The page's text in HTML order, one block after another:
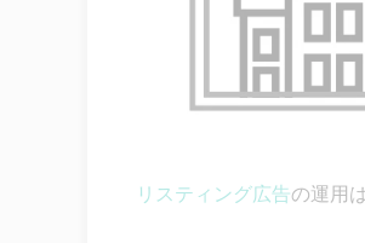
リスティング広告の運用